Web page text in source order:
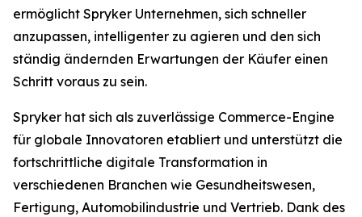
ermöglicht Spryker Unternehmen, sich schneller
anzupassen, intelligenter zu agieren und den sich
ständig ändernden Erwartungen der Käufer einen
Schritt voraus zu sein.
Spryker hat sich als zuverlässige Commerce-Engine
für globale Innovatoren etabliert und unterstützt die
fortschrittliche digitale Transformation in
verschiedenen Branchen wie Gesundheitswesen,
Fertigung, Automobilindustrie und Vertrieb. Dank des